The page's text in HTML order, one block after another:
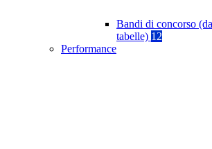
Bandi di concorso
tabelle) 12
Performance